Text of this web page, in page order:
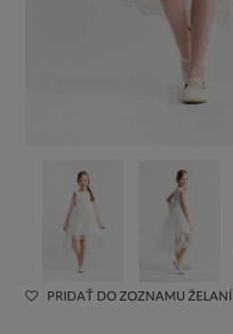
PRIDAŤ DO ZOZNAMU ŽELANÍ